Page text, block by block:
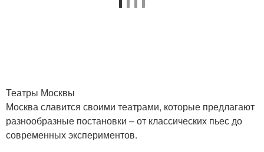
Театры Москвы
Москва славится своими театрами, которые предлагают
разнообразные постановки – от классических пьес до
современных экспериментов.